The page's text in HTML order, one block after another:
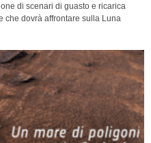
di scenari di guasto e ricarica
che dovrà affrontare sulla Luna